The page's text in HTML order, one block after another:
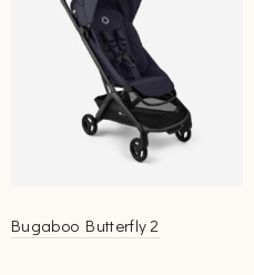
Bugaboo Butterfly 2